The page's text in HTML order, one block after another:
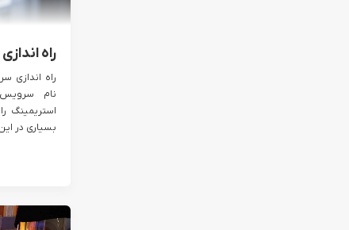
راه
راه اندازی
نام
استریمینگ
بسیاری در